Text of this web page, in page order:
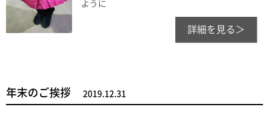
ように
詳細を見る＞
年末のご挨拶 2019.12.31